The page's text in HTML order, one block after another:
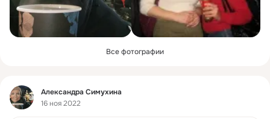
Все фотографии
Фид
Александра Симухина
16 ноя 2022